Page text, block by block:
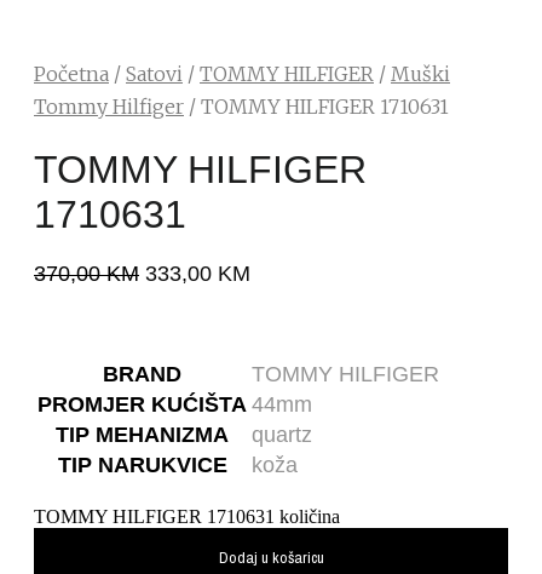
Početna / Satovi / TOMMY HILFIGER / Muški
Tommy Hilfiger / TOMMY HILFIGER 1710631
TOMMY HILFIGER
1710631
370,00KM 333,00 KM
BRAND
TOMMY HILFIGER
PROMJER KUĆIŠTA 44mm
TIP MEHANIZMA
quartz
TIP NARUKVICE
koža
TOMMY HILFIGER 1710631 količina
Dodaj u košaricu